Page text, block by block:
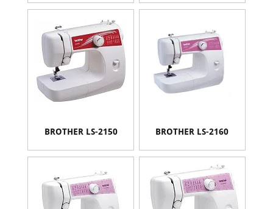
BROTHER LS-2150 BROTHER LS-2160